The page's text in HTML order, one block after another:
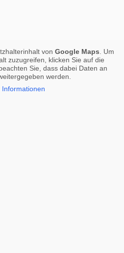
von Google Maps. Um
zuzugreifen, klicken Sie auf die
Sie, dass dabei Daten an
werden.
Informationen